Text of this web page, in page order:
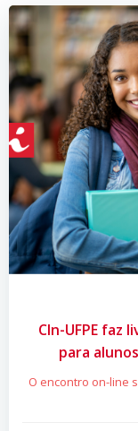
CIn-UFPE faz
para
O encontro on-line